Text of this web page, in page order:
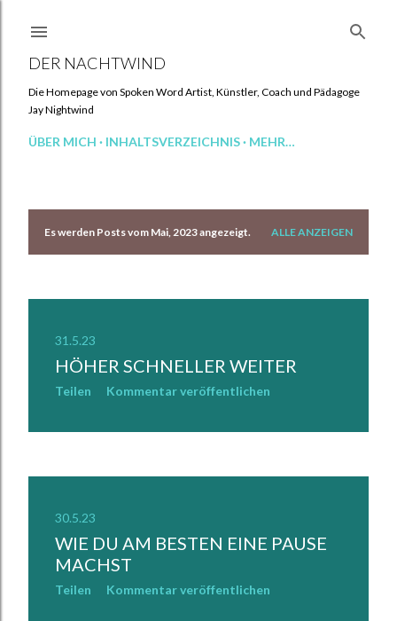
DER NACHTWIND
Die Homepage von Spoken Word Artist, Künstler, Coach und Pädagoge
Jay Nightwind
ÜBER MICH INHALTSVERZEICHNIS MEHR…
PEs werden Posts vom Mai, 2023 angezeigt. ALLE ANZEIGEN
31.5.23
HÖHER SCHNELLER WEITER
Teilen Kommentar veröffentlichen
30.5.23
WIE DU AM BESTEN EINE PAUSE
MACHST
Teilen Kommentar veröffentlichen